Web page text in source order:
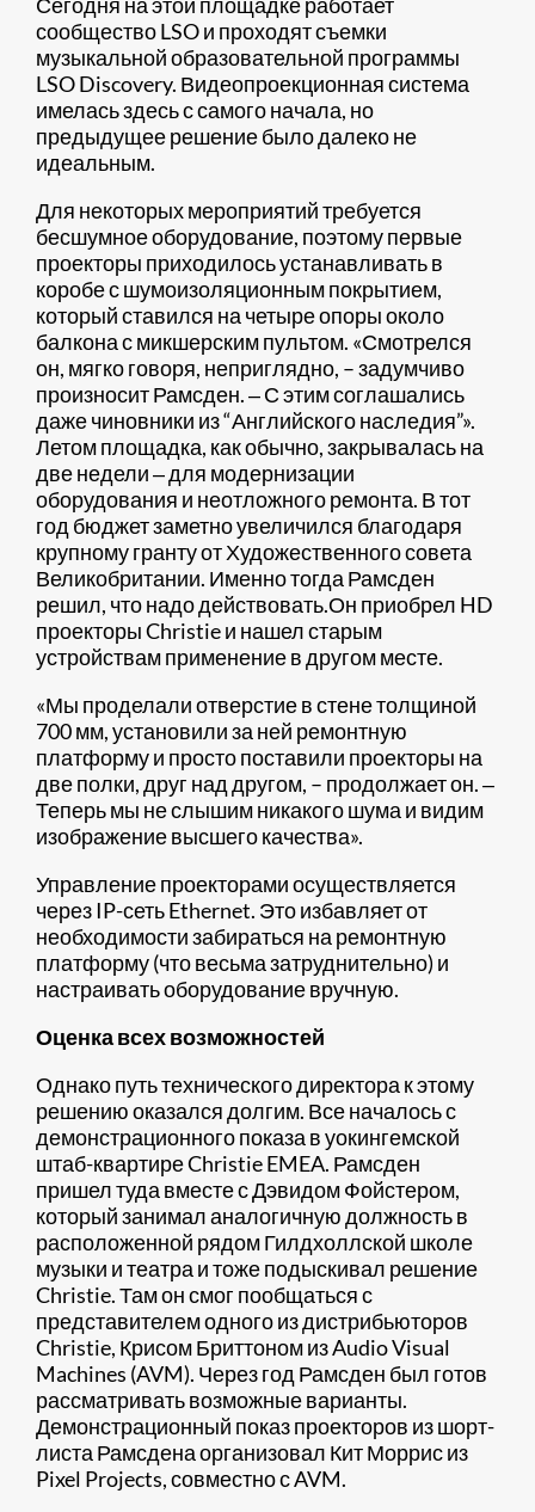
сообщество LSO и проходят съемки
музыкальной образовательной программы
LSO Discovery. Видеопроекционная система
имелась здесь с самого начала, но
предыдущее решение было далеко не
идеальным.
Для некоторых мероприятий требуется
бесшумное оборудование, поэтому первые
проекторы приходилось устанавливать в
коробе с шумоизоляционным покрытием,
который ставился на четыре опоры около
балкона с микшерским пультом. «Смотрелся
он, мягко говоря, неприглядно, – задумчиво
произносит Рамсден. ‒ С этим соглашались
даже чиновники из “Английского наследия”».
Летом площадка, как обычно, закрывалась на
две недели ‒ для модернизации
оборудования и неотложного ремонта. В тот
год бюджет заметно увеличился благодаря
крупному гранту от Художественного совета
Великобритании. Именно тогда Рамсден
решил, что надо действовать.Он приобрел HD
проекторы Christie и нашел старым
устройствам применение в другом месте.
«Мы проделали отверстие в стене толщиной
700 мм, установили за ней ремонтную
платформу и просто поставили проекторы на
две полки, друг над другом, – продолжает он. ‒
Теперь мы не слышим никакого шума и видим
изображение высшего качества».
Управление проекторами осуществляется
через IP-сеть Ethernet. Это избавляет от
необходимости забираться на ремонтную
платформу (что весьма затруднительно) и
настраивать оборудование вручную.
Оценка всех возможностей
Однако путь технического директора к этому
решению оказался долгим. Все началось с
демонстрационного показа в уокингемской
штаб-квартире Christie EMEA. Рамсден
пришел туда вместе с Дэвидом Фойстером,
который занимал аналогичную должность в
расположенной рядом Гилдхоллской школе
музыки и театра и тоже подыскивал решение
Christie. Там он смог пообщаться с
представителем одного из дистрибьюторов
Christie, Крисом Бриттоном из Audio Visual
Machines (AVM). Через год Рамсден был готов
рассматривать возможные варианты.
Демонстрационный показ проекторов из шорт-
листа Рамсдена организовал Кит Моррис из
Pixel Projects, совместно с AVM.